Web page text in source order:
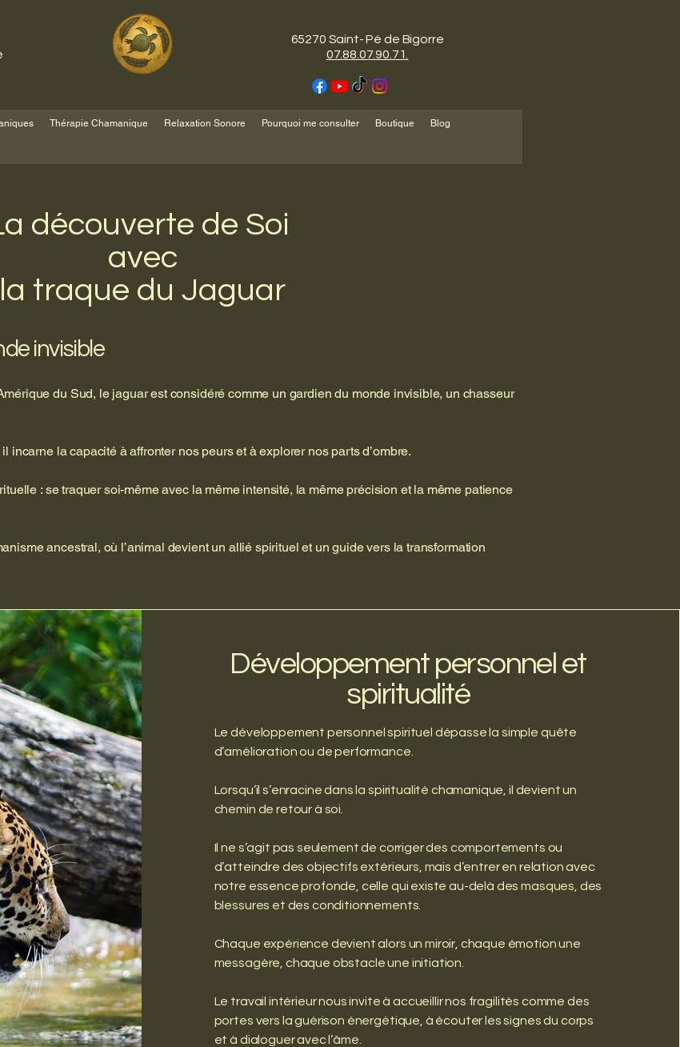
65270 Saint- Pé de Bigorre
07.88.07.90.71.
Thérapie Chamanique Relaxation Sonore Pourquoi me consulter Boutique Blog
découverte de Soi
avec
la traque du Jaguar
invisible
du Sud, le jaguar est considéré comme un gardien du monde invisible, un chasseur
incarne la capacité à affronter nos peurs et à explorer nos parts d’ombre.
: se traquer soi-même avec la même intensité, la même précision et la même patience
ancestral, où l’animal devient un allié spirituel et un guide vers la transformation
Développement personnel et
spiritualité
Le développement personnel spirituel dépasse la simple quête
d’amélioration ou de performance.
Lorsqu’il s’enracine dans la spiritualité chamanique, il devient un
chemin de retour à soi.
Il ne s’agit pas seulement de corriger des comportements ou
d’atteindre des objectifs extérieurs, mais d’entrer en relation avec
notre essence profonde, celle qui existe au-delà des masques, des
blessures et des conditionnements.
Chaque expérience devient alors un miroir, chaque émotion une
messagère, chaque obstacle une initiation.
Le travail intérieur nous invite à accueillir nos fragilités comme des
portes vers la guérison énergétique, à écouter les signes du corps
et à dialoguer avec l’âme.